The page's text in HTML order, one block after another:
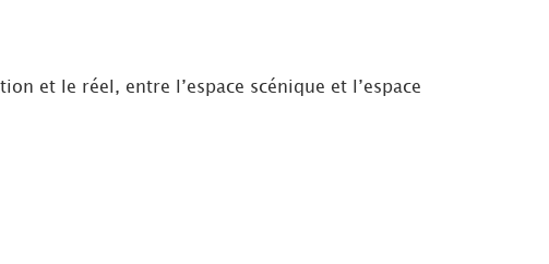
et le réel, entre l’espace scénique et l’espace